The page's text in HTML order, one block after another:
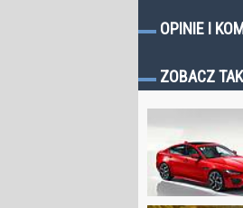
OPINIE I
ZOBACZ